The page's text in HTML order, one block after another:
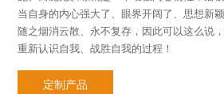
当自身的内心强大了、眼界开阔了、思想新
随之烟消云散、永不复存，因此可以这么说
重新认识自我、战胜自我的过程！
定制产品